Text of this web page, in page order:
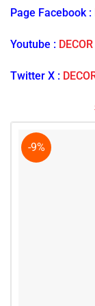
Page Facebook :
Youtube :
Twitter X :
-9%